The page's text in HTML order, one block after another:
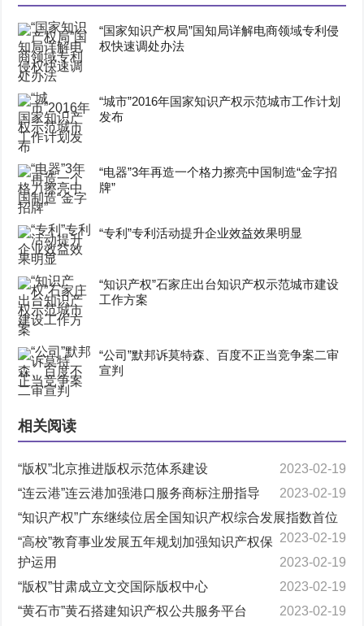
“国家知识产权局”国知局详解电商领域专利侵
权快速调处办法
“城市”2016年国家知识产权示范城市工作计划
发布
“电器”3年再造一个格力擦亮中国制造“金字招
牌”
“专利”专利活动提升企业效益效果明显
“知识产权”石家庄出台知识产权示范城市建设
工作方案
“公司”默邦诉莫特森、百度不正当竞争案二审
宣判
相关阅读
“版权”北京推进版权示范体系建设
2023-02-19
“连云港”连云港加强港口服务商标注册指导
2023-02-19
“知识产权”广东继续位居全国知识产权综合发展指数首位
2023-02-19
“高校”教育事业发展五年规划加强知识产权保
护运用
2023-02-19
“版权”甘肃成立文交国际版权中心
2023-02-19
“黄石市”黄石搭建知识产权公共服务平台
2023-02-19